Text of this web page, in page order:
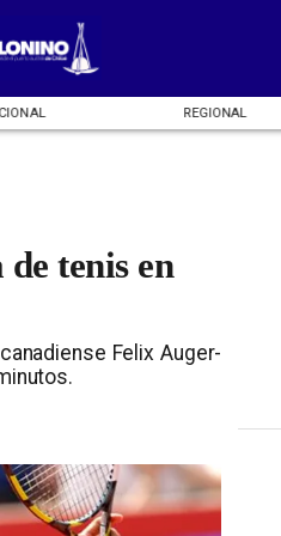
REGIONAL
tenis en
Felix Auger-